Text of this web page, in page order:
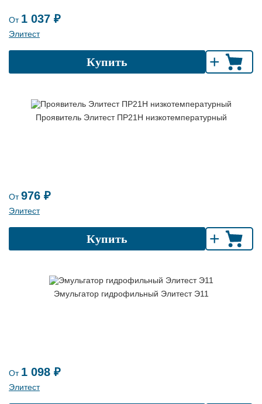
От 1 037 ₽
Элитест
Купить +
Проявитель Элитест ПР21Н низкотемпературный
От976 ₽
Элитест
Купить +
Эмульгатор гидрофильный Элитест Э11
От 1 098 ₽
Элитест